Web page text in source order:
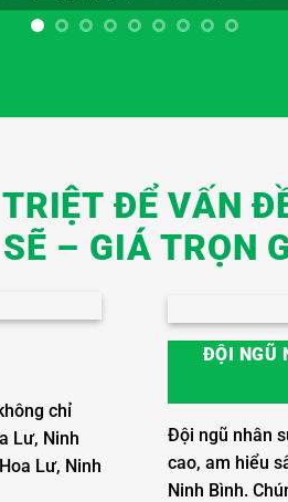
ĐỂ VẤN
– GIÁ TRỌN
chỉ
Lư, Ninh
Lư, Ninh
ĐỘI NGŨ
Đội ngũ nhân
cao, am hiểu
Ninh Bình.